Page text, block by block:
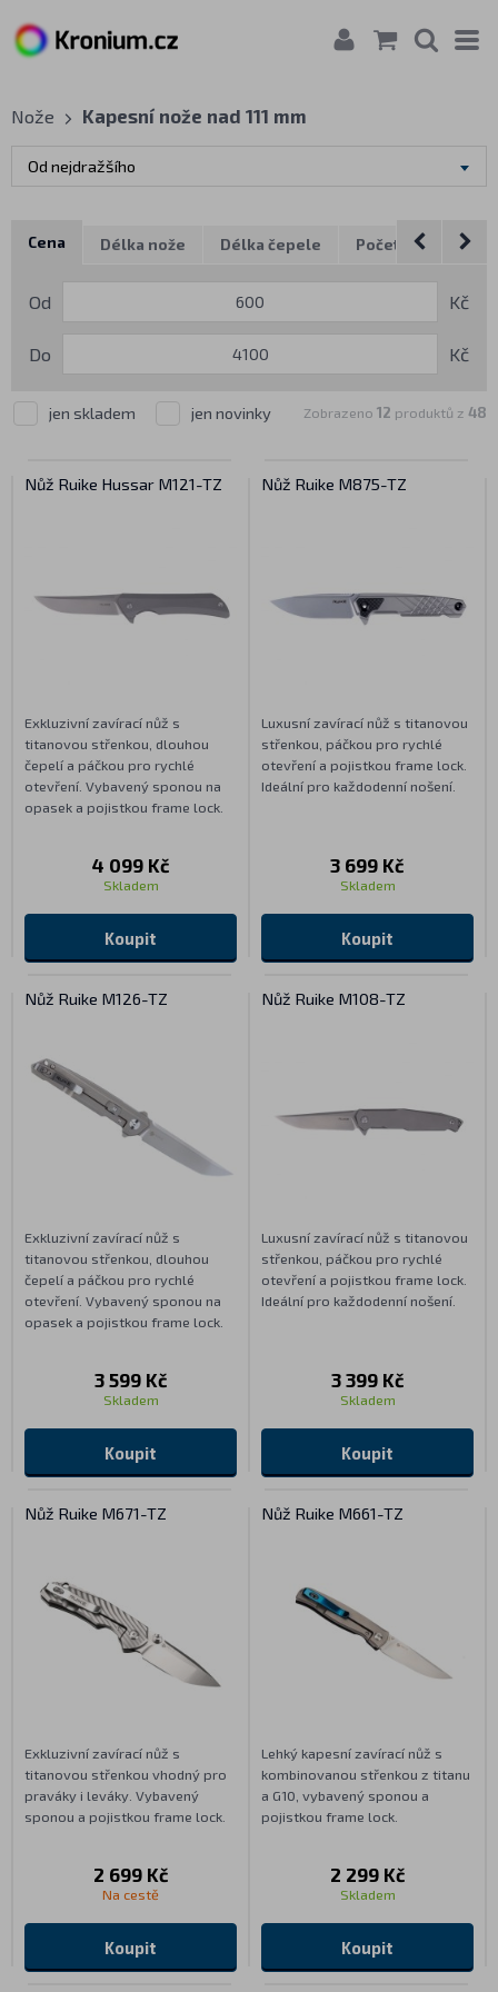
Nože Kapesní nože nad 111 mm
Od nejdražšího
Cena Délka nože Délka čepele Počet funkcí
Od Kč
Do Kč
Zobrazeno 12 produktů z 48
jen skladem jen novinky
Nůž Ruike Hussar M121-TZ
Exkluzivní zavírací nůž s
titanovou střenkou, dlouhou
čepelí a páčkou pro rychlé
otevření. Vybavený sponou na
opasek a pojistkou frame lock.
4 099 Kč
Skladem
Koupit
Nůž Ruike M875-TZ
Luxusní zavírací nůž s titanovou
střenkou, páčkou pro rychlé
otevření a pojistkou frame lock.
Ideální pro každodenní nošení.
3 699 Kč
Skladem
Koupit
Nůž Ruike M126-TZ
Exkluzivní zavírací nůž s
titanovou střenkou, dlouhou
čepelí a páčkou pro rychlé
otevření. Vybavený sponou na
opasek a pojistkou frame lock.
3 599 Kč
Skladem
Koupit
Nůž Ruike M108-TZ
Luxusní zavírací nůž s titanovou
střenkou, páčkou pro rychlé
otevření a pojistkou frame lock.
Ideální pro každodenní nošení.
3 399 Kč
Skladem
Koupit
Nůž Ruike M671-TZ
Exkluzivní zavírací nůž s
titanovou střenkou vhodný pro
praváky i leváky. Vybavený
sponou a pojistkou frame lock.
2 699 Kč
Na cestě
Koupit
Nůž Ruike M661-TZ
Lehký kapesní zavírací nůž s
kombinovanou střenkou z titanu
a G10, vybavený sponou a
pojistkou frame lock.
2 299 Kč
Skladem
Koupit